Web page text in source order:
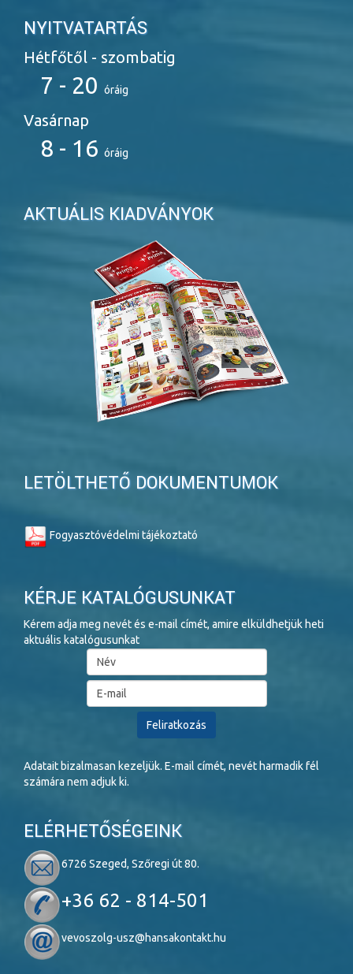
NYITVATARTÁS
Hétfőtől - szombatig
7 - 20 óráig
Vasárnap
8 - 16 óráig
AKTUÁLIS KIADVÁNYOK
LETÖLTHETŐ DOKUMENTUMOK
Fogyasztóvédelmi tájékoztató
KÉRJE KATALÓGUSUNKAT
Kérem adja meg nevét és e-mail címét, amire elküldhetjük heti
aktuális katalógusunkat
Adatait bizalmasan kezeljük. E-mail címét, nevét harmadik fél
számára nem adjuk ki.
ELÉRHETŐSÉGEINK
6726 Szeged, Szőregi út 80.
+36 62 - 814-501
vevoszolg-usz@hansakontakt.hu